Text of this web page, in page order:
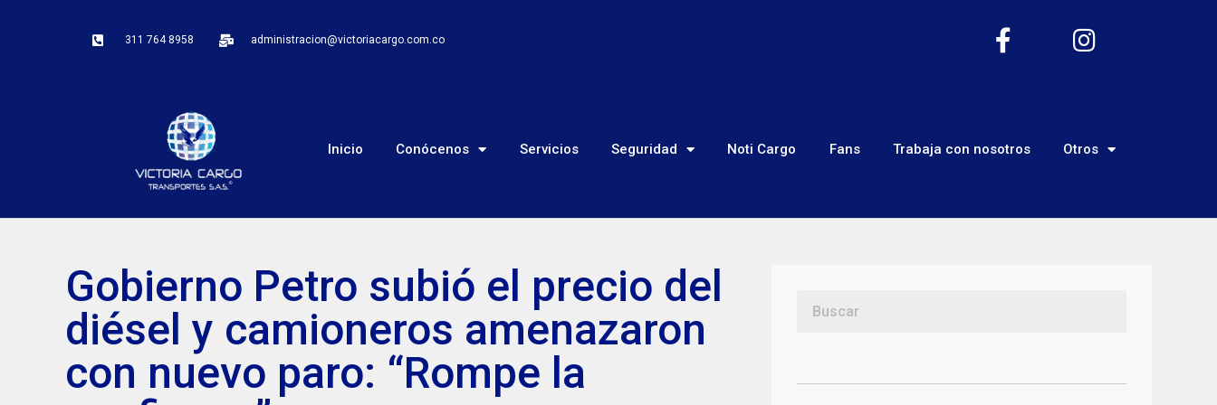
311 764 8958 administracion@victoriacargo.com.co
Inicio Conócenos Servicios Seguridad Noti Cargo Fans Trabaja con nosotros Otros
Gobierno Petro subió el precio del
diésel y camioneros amenazaron
con nuevo paro: “Rompe la